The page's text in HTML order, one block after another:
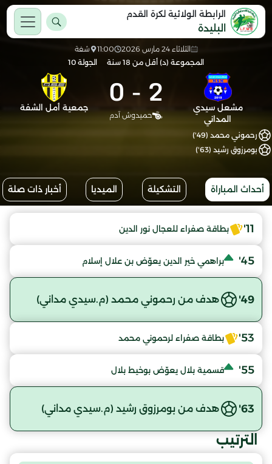
الرابطة الولائية لكرة القدم
البليدة
الثلاثاء 24 مارس 2026 11:00
شفة
المجموعة (د) أقل من 18 سنة
الجولة 10
مشعل سيدي
المداني
2
-
0
حميدوش آدم
جمعية أمل الشفة
رحموني محمد (49')
بومرزوق رشيد (63')
أحداث المباراة التشكيلة الميديا أخبار ذات صلة
11' بطاقة صفراء للعجال نور الدين
45' براهمي خير الدين يعوّض بن علال إسلام
49' هدف من رحموني محمد (م.سيدي مداني)
53' بطاقة صفراء لرحموني محمد
55' قسمية بلال يعوّض بوخيط بلال
63' هدف من بومرزوق رشيد (م.سيدي مداني)
الترتيب